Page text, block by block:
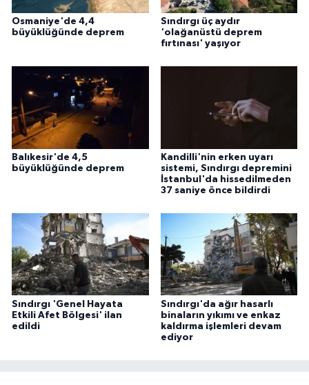
Osmaniye'de 4,4
büyüklüğünde deprem
Sındırgı üç aydır
'olağanüstü deprem
fırtınası' yaşıyor
Balıkesir'de 4,5
büyüklüğünde deprem
Kandilli'nin erken uyarı
sistemi, Sındırgı depremini
İstanbul'da hissedilmeden
37 saniye önce bildirdi
Sındırgı 'Genel Hayata
Etkili Afet Bölgesi' ilan
edildi
Sındırgı'da ağır hasarlı
binaların yıkımı ve enkaz
kaldırma işlemleri devam
ediyor
Konya Müftülüğü
Malatya Müftülüğü
Manisa Müftülüğü
Mardin Müftülüğü
Muğla Müftülüğü
Muş Müftülüğü
Nevşehir Müftülüğü